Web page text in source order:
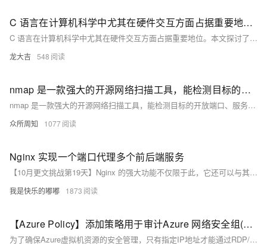
C 语言在计算机科学中尤其在硬件交互方面占据重要地位。本文探讨了 C 语言与硬件交互的主要方法，包括直接访问硬件寄存器、中断处理、I/O 端口操作、内存映射 I/O 和设备驱动程序开发
C 语言在计算机科学中尤其在硬件交互方面占据重要地位。本文探讨了 C 语言与硬件交互的主要方法，包括直接访问硬件寄存器、中断处理、I/O 端口操作、内存映射 I/O 和设备驱动程序开发，以及面临的挑战和未来趋势，旨在帮助读者深入了解并掌握这些关键技术。
龙大吉 548
nmap 是一款强大的开源网络扫描工具，能检测目标的开放端口、服务类型和操作系统等信息
nmap 是一款强大的开源网络扫描工具，能检测目标的开放端口、服务类型和操作系统等信息。本文分三部分介绍 nmap：基本原理、使用方法及技巧、实际应用及案例分析。通过学习 nmap，您可以更好地了解网络拓扑和安全状况，提升网络安全管理和渗透测试能力。
众所周知 1077
Nginx 实现一个端口代理多个前后端服务
【10月更文挑战第19天】Nginx 的强大功能不仅限于此，它还可以与其他技术和工具相结合，为我们的应用提供更强大的支持和保障。在不断发展的互联网时代，掌握 Nginx 的使用技巧将为我们的工作和生活带来更多的便利和效益。
我是快乐的嘟嘟 1873
【Azure Policy】添加策略用于审计Azure 网络安全组(NSG)规则 -- 只能特定的IP地址允许3389/22端口访问
为了确保Azure虚拟机资源的安全管理，只有指定IP地址才能通过RDP/SSH远程访问。解决方案包括使用Azure Policy服务扫描所有网络安全组（NSG），检查入站规则中的3389和22端口，并验证源地址是否在允许的IP列表中。不符合条件的NSG规则将被标记为非合规。通过编写特定的Policy Rule并定义允许的IP地址参数，实现集中管控和合规性检查。